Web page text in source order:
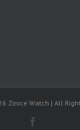
Zinice Watch | All